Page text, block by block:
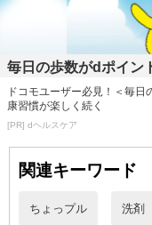
によるお申込み後のキ
【お支払いについて】
※送料はお試し費用に含
※お支払い方法は、電話
トの利用となります。
【発送・お届け・商品に
ます。
毎日の歩数がdポイン
ドコモユーザー必見！＜毎
康習慣が楽しく続く
[PR] dヘルスケア
関連キーワード
ちょっプル 洗剤